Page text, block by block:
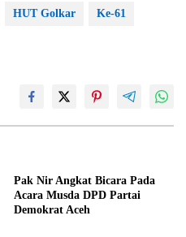
HUT Golkar Ke-61
Pak Nir Angkat Bicara Pada
Acara Musda DPD Partai
Demokrat Aceh